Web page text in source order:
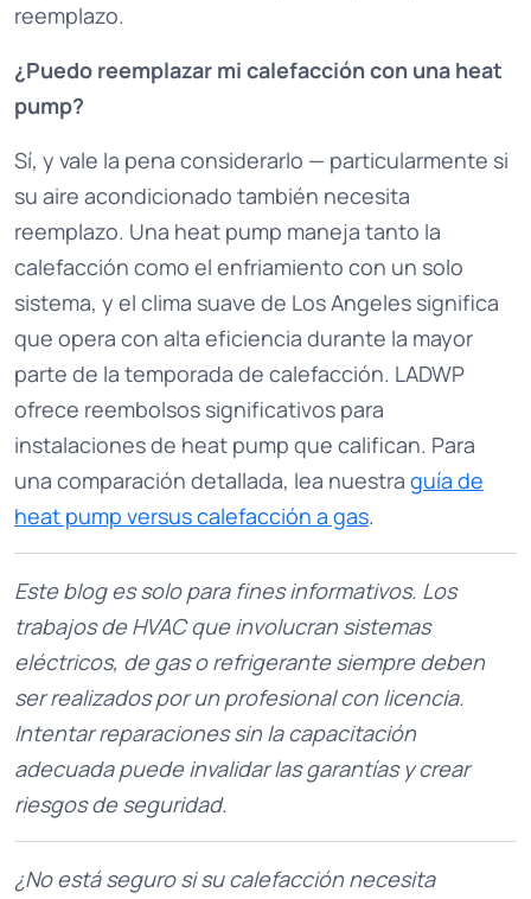
reemplazo.
¿Puedo reemplazar mi calefacción con una heat
pump?
Sí, y vale la pena considerarlo — particularmente si
su aire acondicionado también necesita
reemplazo. Una heat pump maneja tanto la
calefacción como el enfriamiento con un solo
sistema, y el clima suave de Los Angeles significa
que opera con alta eficiencia durante la mayor
parte de la temporada de calefacción. LADWP
ofrece reembolsos significativos para
instalaciones de heat pump que califican. Para
una comparación detallada, lea nuestra guía de
heat pump versus calefacción a gas.
Este blog es solo para fines informativos. Los
trabajos de HVAC que involucran sistemas
eléctricos, de gas o refrigerante siempre deben
ser realizados por un profesional con licencia.
Intentar reparaciones sin la capacitación
adecuada puede invalidar las garantías y crear
riesgos de seguridad.
¿No está seguro si su calefacción necesita